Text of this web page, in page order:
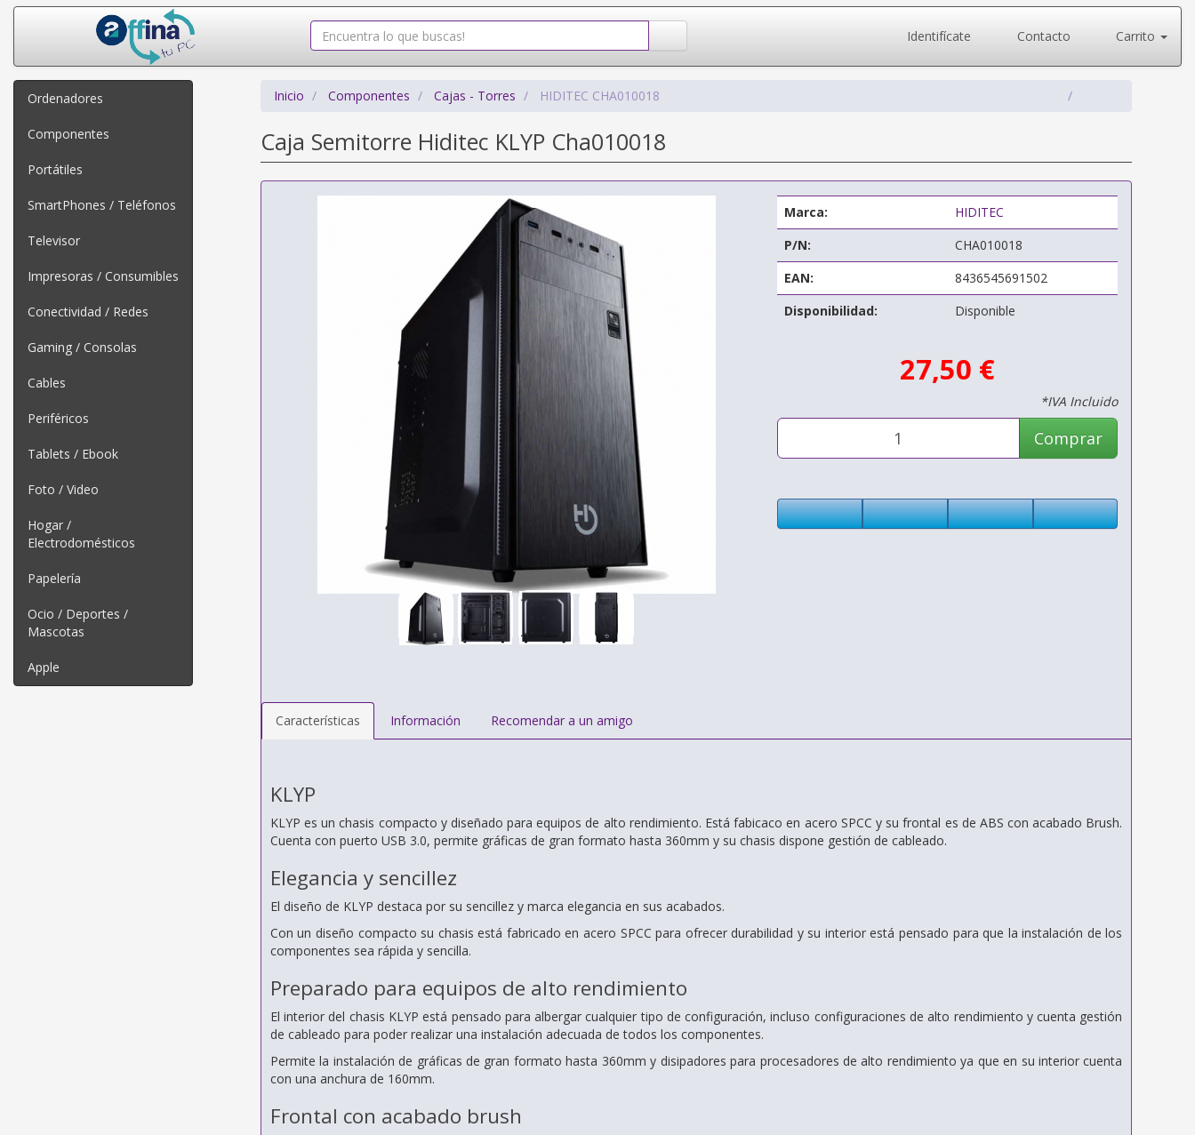
Identifícate Contacto Carrito
Ordenadores
Componentes
Portátiles
SmartPhones / Teléfonos
Televisor
Impresoras / Consumibles
Conectividad / Redes
Gaming / Consolas
Cables
Periféricos
Tablets / Ebook
Foto / Video
Hogar /
Electrodomésticos
Papelería
Ocio / Deportes /
Mascotas
Apple
Inicio Componentes Cajas - Torres HIDITEC CHA010018
Caja Semitorre Hiditec KLYP Cha010018
Marca:
HIDITEC
P/N:
CHA010018
EAN:
8436545691502
Disponibilidad:
Disponible
27,50 €
*IVA Incluido
Comprar
Características Información Recomendar a un amigo
KLYP
KLYP es un chasis compacto y diseñado para equipos de alto rendimiento. Está fabicaco en acero SPCC y su frontal es de ABS con acabado Brush.
Cuenta con puerto USB 3.0, permite gráficas de gran formato hasta 360mm y su chasis dispone gestión de cableado.
Elegancia y sencillez
El diseño de KLYP destaca por su sencillez y marca elegancia en sus acabados.
Con un diseño compacto su chasis está fabricado en acero SPCC para ofrecer durabilidad y su interior está pensado para que la instalación de los
componentes sea rápida y sencilla.
Preparado para equipos de alto rendimiento
El interior del chasis KLYP está pensado para albergar cualquier tipo de configuración, incluso configuraciones de alto rendimiento y cuenta gestión
de cableado para poder realizar una instalación adecuada de todos los componentes.
Permite la instalación de gráficas de gran formato hasta 360mm y disipadores para procesadores de alto rendimiento ya que en su interior cuenta
con una anchura de 160mm.
Frontal con acabado brush